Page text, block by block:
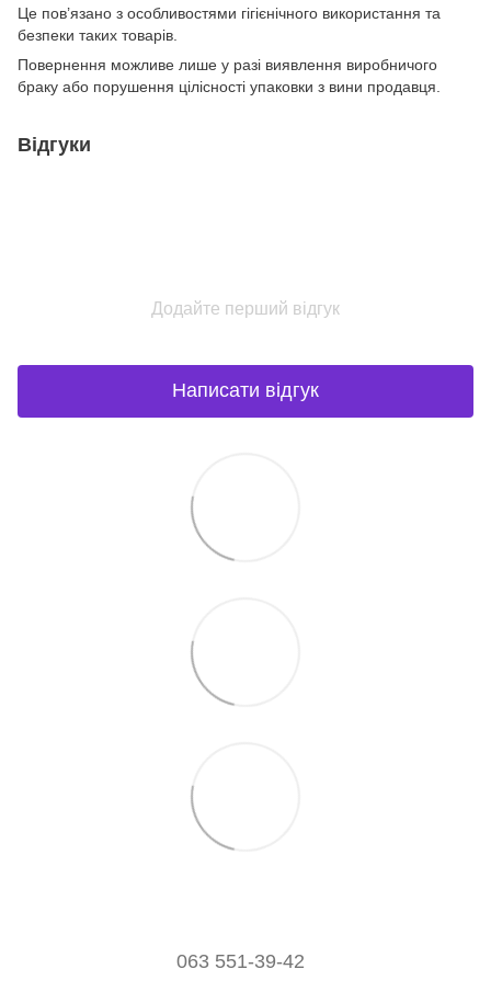
Це пов’язано з особливостями гігієнічного використання та
безпеки таких товарів.
Повернення можливе лише у разі виявлення виробничого
браку або порушення цілісності упаковки з вини продавця.
Відгуки
Додайте перший відгук
Написати відгук
063 551-39-42